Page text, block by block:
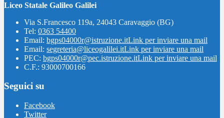
Liceo Statale Galileo Galilei
Via S.Francesco 119a, 24043 Caravaggio (BG)
Tel: 0363 54400
Email: bgps04000r@istruzione.itLink per inviare una mail
Email: segreteria@liceogalilei.itLink per inviare una mail
PEC: bgps04000r@pec.istruzione.itLink per inviare una mail
C.F.: 93000700166
Seguici su
Facebook
Twitter